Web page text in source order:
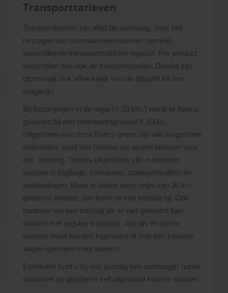
Transporttarieven
Transportkosten zijn altijd op aanvraag. Voor het
bezorgen van tuinmaterialen worden namelijk
verschillende transportmiddelen ingezet. Per product
verschillen dus ook de transportkosten. Daarbij zijn
deze vaak ook afhankelijk van de afstand tot ons
magazijn.
Bij bezorgingen in de regio (< 20 km.) wordt er franco
geleverd bij een orderbedrag vanaf € 1000,-.
Uitgesloten van deze franco grens zijn alle losgestorte
materialen, want hier hebben we aparte tarieven voor
incl. levering. Tevens uitgesloten zijn materialen
verpakt in BigBags, containers, statiegeldpallets en
aanbiedingen. Moet er buiten onze regio van 20 km.
geleverd worden, dan komt er een toeslag bij. Ook
hanteren we een toeslag als er niet geleverd kan
worden met regulier transport, dus als er extern
vervoer moet worden ingehuurd of met een kleinere
wagen gereden moet worden.
Eventueel kunt u bij ons gunstig een aanhanger huren,
waarmee de goederen zelf afgehaald kunnen worden.